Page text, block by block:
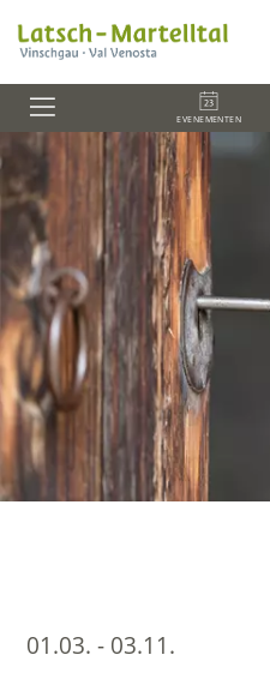
EVENEMENTEN
01.03. - 03.11.